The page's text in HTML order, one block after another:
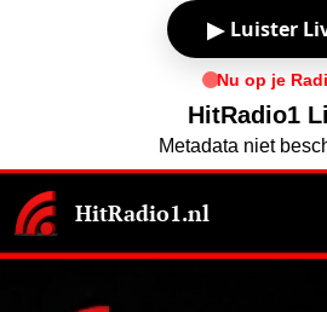
▶ Luister
Nu op je
HitRadio1
Metadata niet
HitRadio1.nl